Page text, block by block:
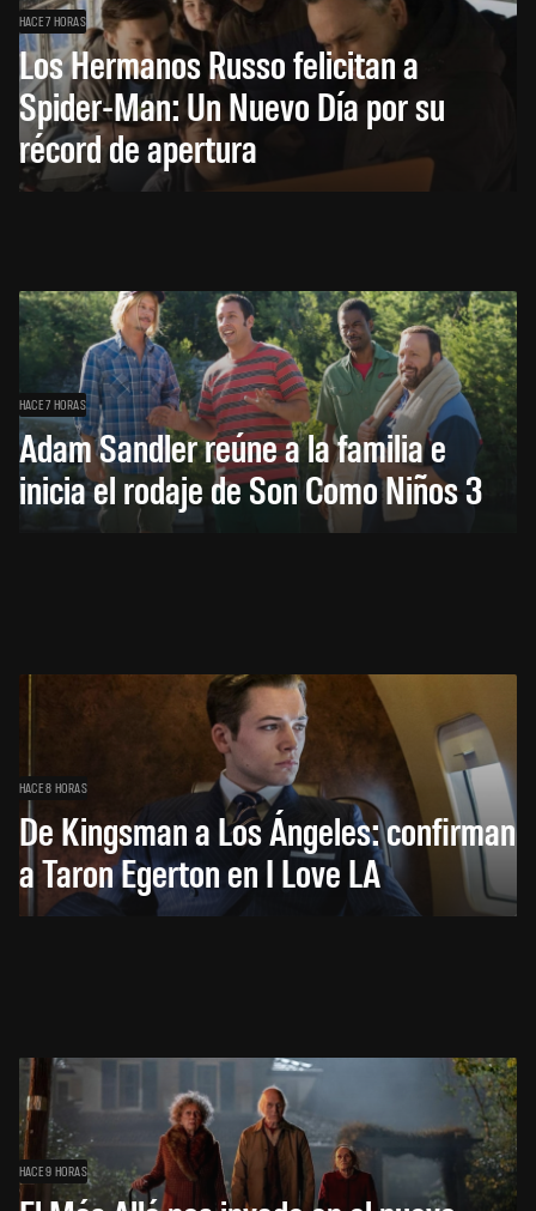
HACE 7 HORAS
Los Hermanos Russo felicitan a
Spider-Man: Un Nuevo Día por su
récord de apertura
HACE 7 HORAS
Adam Sandler reúne a la familia e
inicia el rodaje de Son Como Niños 3
HACE 8 HORAS
De Kingsman a Los Ángeles: confirman
a Taron Egerton en I Love LA
HACE 9 HORAS